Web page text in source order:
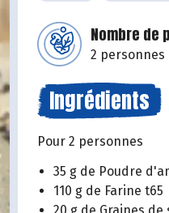
Nombre de
2 personnes
Ingrédients
Pour 2 personnes
35 g de Poudre
110 g de Farine t65